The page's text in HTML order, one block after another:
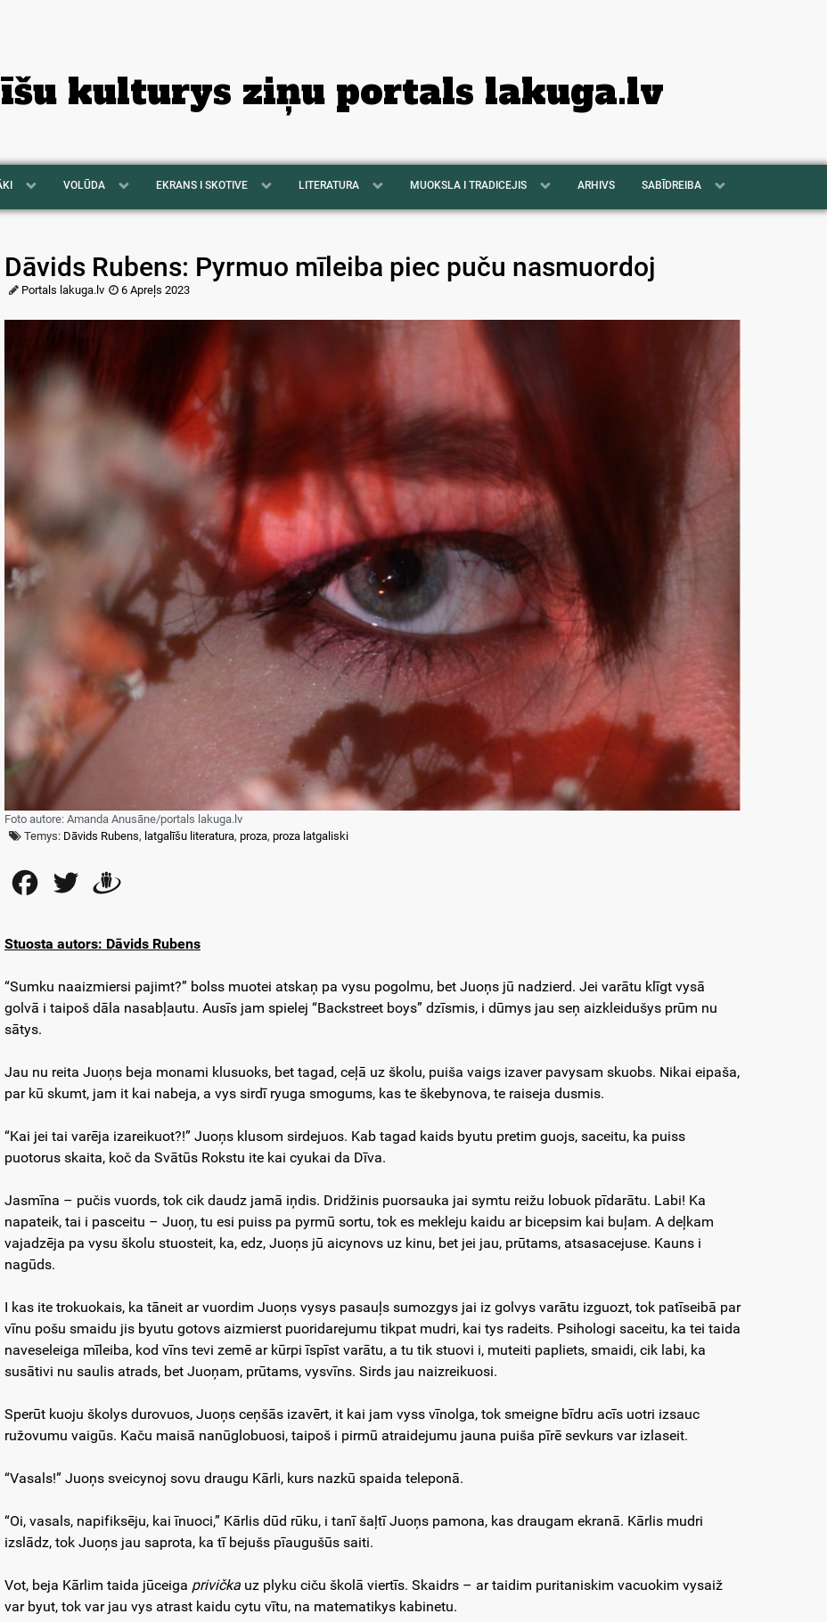
kulturys ziņu portals lakuga.lv
VOLŪDA EKRANS I SKOTIVE LITERATURA MUOKSLA I TRADICEJIS ARHIVS SABĪDREIBA
Dāvids Rubens: Pyrmuo mīleiba piec puču nasmuordoj
Portals lakuga.lv 6 Apreļs 2023
Foto autore: Amanda Anusāne/portals lakuga.lv
Temys: Dāvids Rubens, latgalīšu literatura, proza, proza latgaliski
FacebookTwitter
Stuosta autors: Dāvids Rubens
“Sumku naaizmiersi pajimt?” bolss muotei atskaņ pa vysu pogolmu, bet Juoņs jū nadzierd. Jei varātu klīgt vysā
golvā i taipoš dāla nasabļautu. Ausīs jam spielej “Backstreet boys” dzīsmis, i dūmys jau seņ aizkleidušys prūm nu
sātys.
Jau nu reita Juoņs beja monami klusuoks, bet tagad, ceļā uz školu, puiša vaigs izaver pavysam skuobs. Nikai eipaša,
par kū skumt, jam it kai nabeja, a vys sirdī ryuga smogums, kas te škebynova, te raiseja dusmis.
“Kai jei tai varēja izareikuot?!” Juoņs klusom sirdejuos. Kab tagad kaids byutu pretim guojs, saceitu, ka puiss
puotorus skaita, koč da Svātūs Rokstu ite kai cyukai da Dīva.
Jasmīna – pučis vuords, tok cik daudz jamā iņdis. Dridžinis puorsauka jai symtu reižu lobuok pīdarātu. Labi! Ka
napateik, tai i pasceitu – Juoņ, tu esi puiss pa pyrmū sortu, tok es mekleju kaidu ar bicepsim kai buļam. A deļkam
vajadzēja pa vysu školu stuosteit, ka, edz, Juoņs jū aicynovs uz kinu, bet jei jau, prūtams, atsasacejuse. Kauns i
nagūds.
I kas ite trokuokais, ka tāneit ar vuordim Juoņs vysys pasauļs sumozgys jai iz golvys varātu izguozt, tok patīseibā par
vīnu pošu smaidu jis byutu gotovs aizmierst puoridarejumu tikpat mudri, kai tys radeits. Psihologi saceitu, ka tei taida
naveseleiga mīleiba, kod vīns tevi zemē ar kūrpi īspīst varātu, a tu tik stuovi i, muteiti papliets, smaidi, cik labi, ka
susātivi nu saulis atrads, bet Juoņam, prūtams, vysvīns. Sirds jau naizreikuosi.
Sperūt kuoju školys durovuos, Juoņs ceņšās izavērt, it kai jam vyss vīnolga, tok smeigne bīdru acīs uotri izsauc
ružovumu vaigūs. Kaču maisā nanūglobuosi, taipoš i pirmū atraidejumu jauna puiša pīrē sevkurs var izlaseit.
“Vasals!” Juoņs sveicynoj sovu draugu Kārli, kurs nazkū spaida teleponā.
“Oi, vasals, napifiksēju, kai īnuoci,” Kārlis dūd rūku, i tanī šaļtī Juoņs pamona, kas draugam ekranā. Kārlis mudri
izslādz, tok Juoņs jau saprota, ka tī bejušs pīaugušūs saiti.
Vot, beja Kārlim taida jūceiga privička uz plyku ciču školā viertīs. Skaidrs – ar taidim puritaniskim vacuokim vysaiž
var byut, tok var jau vys atrast kaidu cytu vītu, na matematikys kabinetu.